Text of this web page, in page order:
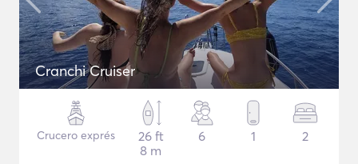
Cranchi Cruiser
Crucero exprés
26 ft
8 m
6 1 2